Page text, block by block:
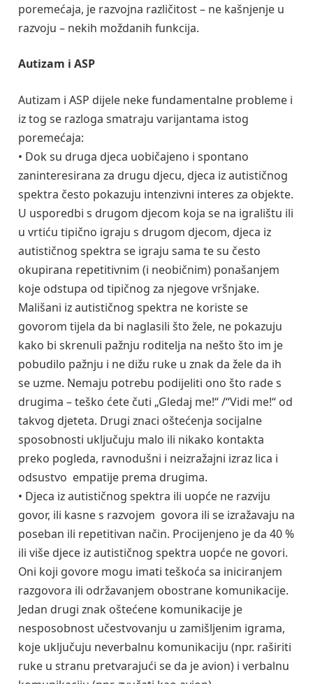
poremećaja, je razvojna različitost – ne kašnjenje u
razvoju – nekih moždanih funkcija.
Autizam i ASP
Autizam i ASP dijele neke fundamentalne probleme i
iz tog se razloga smatraju varijantama istog
poremećaja:
• Dok su druga djeca uobičajeno i spontano
zaninteresirana za drugu djecu, djeca iz autističnog
spektra često pokazuju intenzivni interes za objekte.
U usporedbi s drugom djecom koja se na igralištu ili
u vrtiću tipično igraju s drugom djecom, djeca iz
autističnog spektra se igraju sama te su često
okupirana repetitivnim (i neobičnim) ponašanjem
koje odstupa od tipičnog za njegove vršnjake.
Mališani iz autističnog spektra ne koriste se
govorom tijela da bi naglasili što žele, ne pokazuju
kako bi skrenuli pažnju roditelja na nešto što im je
pobudilo pažnju i ne dižu ruke u znak da žele da ih
se uzme. Nemaju potrebu podijeliti ono što rade s
drugima – teško ćete čuti „Gledaj me!“ /“Vidi me!“ od
takvog djeteta. Drugi znaci oštećenja socijalne
sposobnosti uključuju malo ili nikako kontakta
preko pogleda, ravnodušni i neizražajni izraz lica i
odsustvo empatije prema drugima.
• Djeca iz autističnog spektra ili uopće ne razviju
govor, ili kasne s razvojem govora ili se izražavaju na
poseban ili repetitivan način. Procijenjeno je da 40 %
ili više djece iz autističnog spektra uopće ne govori.
Oni koji govore mogu imati teškoća sa iniciranjem
razgovora ili održavanjem obostrane komunikacije.
Jedan drugi znak oštećene komunikacije je
nesposobnost učestvovanju u zamišljenim igrama,
koje uključuju neverbalnu komunikaciju (npr. raširiti
ruke u stranu pretvarajući se da je avion) i verbalnu